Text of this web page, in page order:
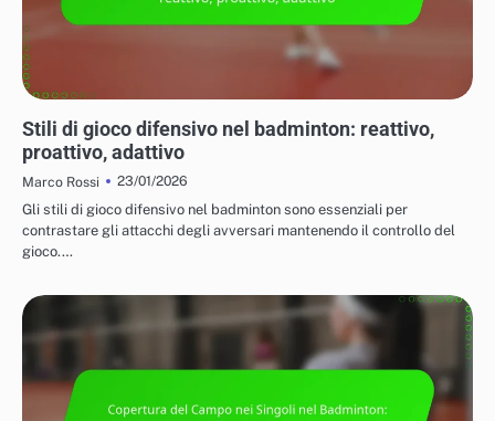
Stili di gioco difensivo nel badminton: reattivo,
proattivo, adattivo
Marco Rossi
23/01/2026
Gli stili di gioco difensivo nel badminton sono essenziali per
contrastare gli attacchi degli avversari mantenendo il controllo del
gioco.…